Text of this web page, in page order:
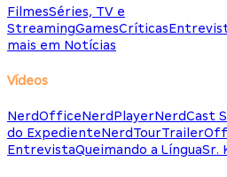
FilmesSéries, TV e
StreamingGamesCríticas
mais em Notícias
Vídeos
NerdOfficeNerdPlayerNerdCast
do ExpedienteNerdTour
EntrevistaQueimando a LínguaSr.